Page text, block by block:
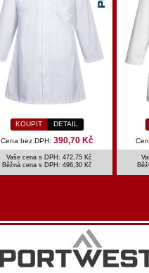
KOUPIT DETAIL
Cena bez DPH: 390,70 Kč
Vaše cena s DPH: 472,75 Kč
Běžná cena s DPH: 496,30 Kč